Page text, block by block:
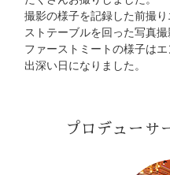
撮影の様子を記録した前撮
ストテーブルを回った写真
ファーストミートの様子は
出深い日になりました。
プロデューサ